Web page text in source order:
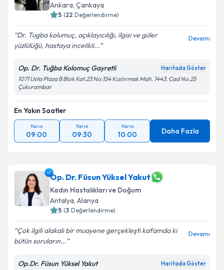
Ankara, Çankaya
5 (22 Değerlendirme)
Dr. Tugba kolumuç, açıklayıcılığı, ilgisi ve güler
yüzlülüğü, hastaya incelikli...
Devamı
Op. Dr. Tuğba Kolomuç Gayretli Haritada Göster
1071 Usta Plaza B Blok Kat.23 No:154 Kızılırmak Mah. 1443. Cad No.25
Çukurambar
En Yakın Saatler
Yarın
09:00
Yarın
09:30
Yarın
10:00 Daha Fazla
Op. Dr. Füsun Yüksel Yakut
Kadın Hastalıkları ve Doğum
Antalya, Alanya
5 (3 Değerlendirme)
Çok ilgili alakalı bir muayene gerçekleşti kafamda ki
bütün soruların...
Devamı
Op.Dr. Füsun Yüksel Yakut Haritada Göster